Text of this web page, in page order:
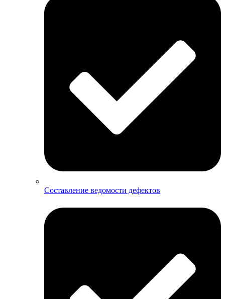
Составление ведомости дефектов